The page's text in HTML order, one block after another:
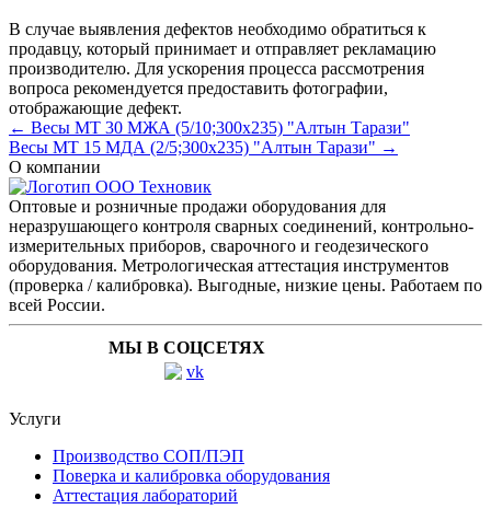
В случае выявления дефектов необходимо обратиться к
продавцу, который принимает и отправляет рекламацию
производителю. Для ускорения процесса рассмотрения
вопроса рекомендуется предоставить фотографии,
отображающие дефект.
← Весы МТ 30 МЖА (5/10;300x235) "Алтын Тарази"
Весы МТ 15 МДА (2/5;300x235) "Алтын Тарази" →
О компании
Оптовые и розничные продажи оборудования для
неразрушающего контроля сварных соединений, контрольно-
измерительных приборов, сварочного и геодезического
оборудования. Метрологическая аттестация инструментов
(проверка / калибровка). Выгодные, низкие цены. Работаем по
всей России.
МЫ В СОЦСЕТЯХ
Услуги
Производство СОП/ПЭП
Поверка и калибровка оборудования
Аттестация лабораторий